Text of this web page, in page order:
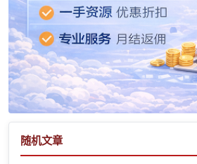
随机文章